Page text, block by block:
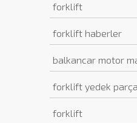
forklift
forklift haberler
balkancar motor
forklift yedek parça
forklift